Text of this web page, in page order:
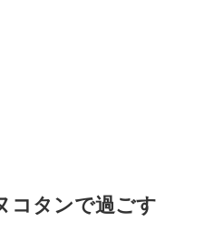
コタンで過ごす